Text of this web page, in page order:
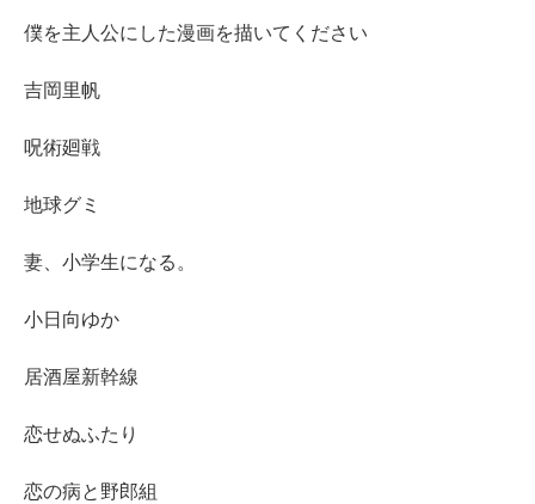
僕を主人公にした漫画を描いてください
吉岡里帆
呪術廻戦
地球グミ
妻、小学生になる。
小日向ゆか
居酒屋新幹線
恋せぬふたり
恋の病と野郎組